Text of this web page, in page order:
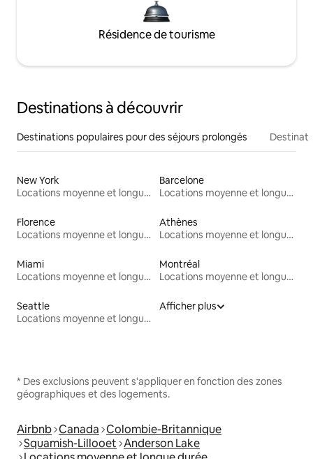
Résidence de tourisme
Destinations à découvrir
Destinations populaires pour des séjours prolongés
New York
Locations moyenne et longue durée
Barcelone
Locations moyenne et longue durée
Florence
Locations moyenne et longue durée
Athènes
Locations moyenne et longue durée
Miami
Locations moyenne et longue durée
Montréal
Locations moyenne et longue durée
Seattle
Locations moyenne et longue durée
Afficher plus
* Des exclusions peuvent s'appliquer en fonction des zones
géographiques et des logements.
Airbnb Canada Colombie-Britannique
Squamish-Lillooet Anderson Lake